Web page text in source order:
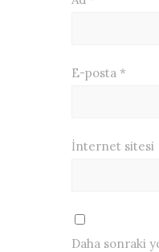
E-posta *
İnternet sitesi
Daha sonraki